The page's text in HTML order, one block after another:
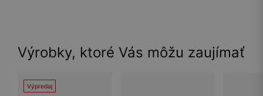
Výrobky, ktoré Vás môžu zaujímať
Výpredaj